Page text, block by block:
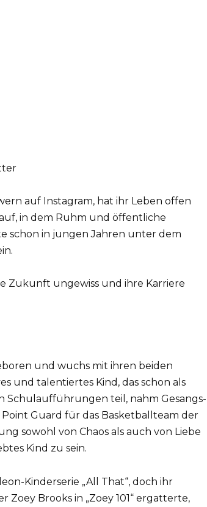
auf Instagram, hat ihr Leben offen
in dem Ruhm und öffentliche
schon in jungen Jahren unter dem
Zukunft ungewiss und ihre Karriere
und wuchs mit ihren beiden
und talentiertes Kind, das schon als
Schulaufführungen teil, nahm Gesangs-
Guard für das Basketballteam der
sowohl von Chaos als auch von Liebe
Kind zu sein.
Kinderserie „All That“, doch ihr
Brooks in „Zoey 101“ ergatterte,